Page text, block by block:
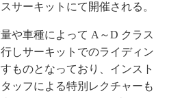
サーキットにて開催される。
や車種によって A～D クラス
しサーキットでのライディン
ものとなっており、インスト
ッフによる特別レクチャーも